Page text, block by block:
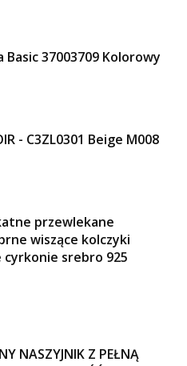
Basic 37003709 Kolorowy
- C3ZL0301 Beige M008
przewlekane
wiszące kolczyki
cyrkonie srebro 925
NASZYJNIK Z PEŁNĄ